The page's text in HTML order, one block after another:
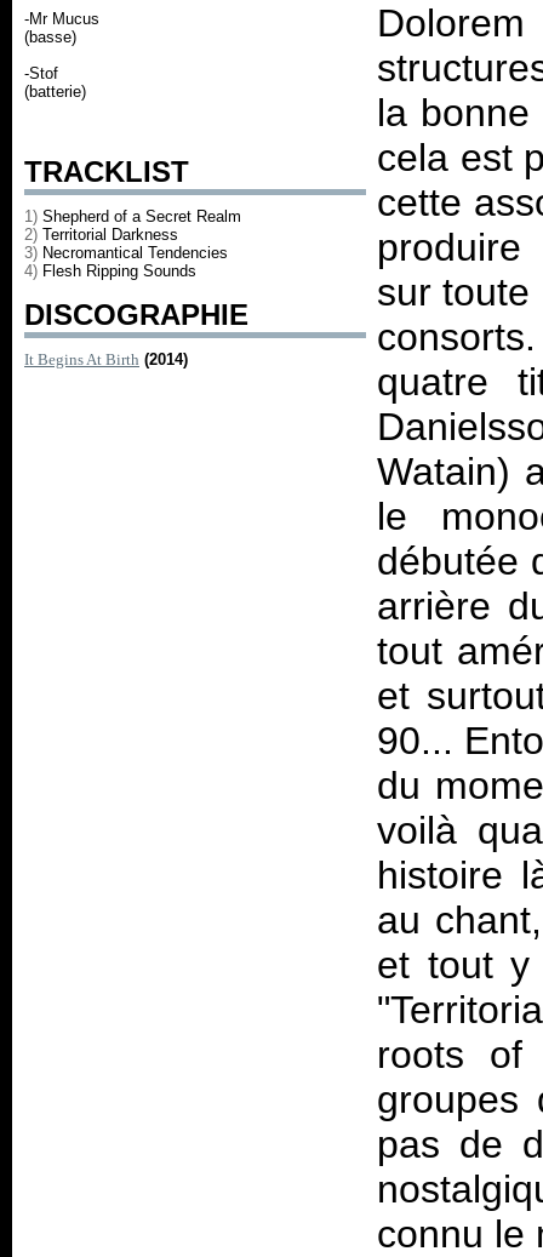
-Mr Mucus
(basse)
-Stof
(batterie)
TRACKLIST
1) Shepherd of a Secret Realm
2) Territorial Darkness
3) Necromantical Tendencies
4) Flesh Ripping Sounds
DISCOGRAPHIE
It Begins At Birth (2014)
la
cela est
cette
sur toute
quatre
Watain)
le
débutée
arrière
tout
et
90...
du
voilà
histoire
au
et tout y
roots of
groupes
pas de
connu le